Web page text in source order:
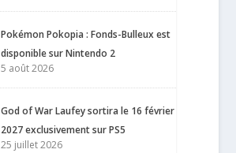
Pokémon Pokopia : Fonds-Bulleux est
disponible sur Nintendo 2
5 août 2026
God of War Laufey sortira le 16 février
2027 exclusivement sur PS5
25 juillet 2026